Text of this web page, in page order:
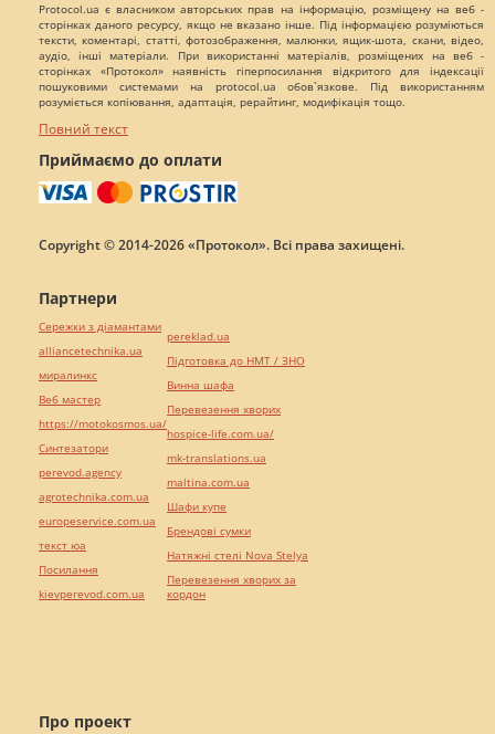
Protocol.ua є власником авторських прав на інформацію, розміщену на веб -
сторінках даного ресурсу, якщо не вказано інше. Під інформацією розуміються
тексти, коментарі, статті, фотозображення, малюнки, ящик-шота, скани, відео,
аудіо, інші матеріали. При використанні матеріалів, розміщених на веб -
сторінках «Протокол» наявність гіперпосилання відкритого для індексації
пошуковими системами на protocol.ua обов`язкове. Під використанням
розуміється копіювання, адаптація, рерайтинг, модифікація тощо.
Повний текст
Приймаємо до оплати
Copyright © 2014-2026 «Протокол». Всі права захищені.
Про проект
Партнери
Сережки з діамантами
alliancetechnika.ua
миралинкс
Веб мастер
https://motokosmos.ua/
Синтезатори
perevod.agency
agrotechnika.com.ua
europeservice.com.ua
текст юа
Посилання
kievperevod.com.ua
pereklad.ua
Підготовка до НМТ / ЗНО
Винна шафа
Перевезення хворих
hospice-life.com.ua/
mk-translations.ua
maltina.com.ua
Шафи купе
Брендові сумки
Натяжні стелі Nova Stelya
Перевезення хворих за
кордон